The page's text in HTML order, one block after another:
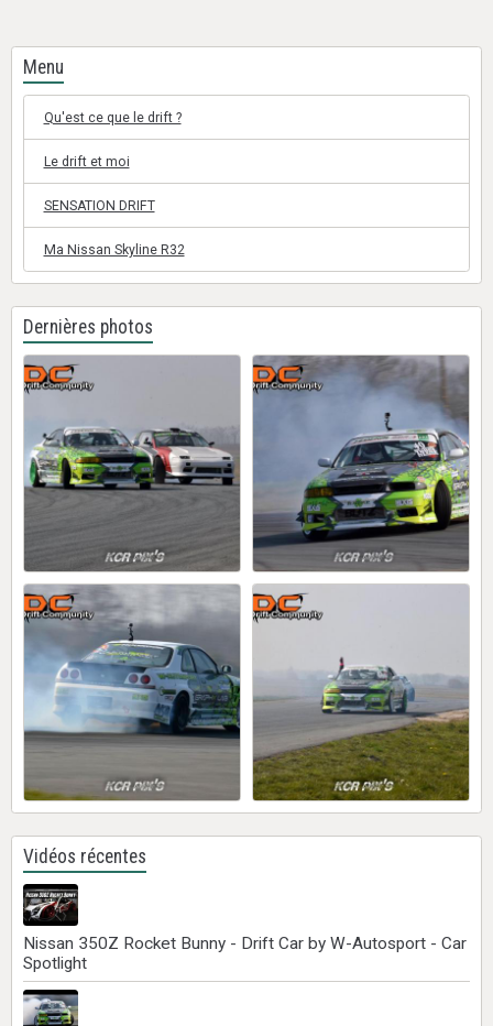
Menu
Qu'est ce que le drift ?
Le drift et moi
SENSATION DRIFT
Ma Nissan Skyline R32
Dernières photos
Vidéos récentes
Nissan 350Z Rocket Bunny - Drift Car by W-Autosport - Car
Spotlight